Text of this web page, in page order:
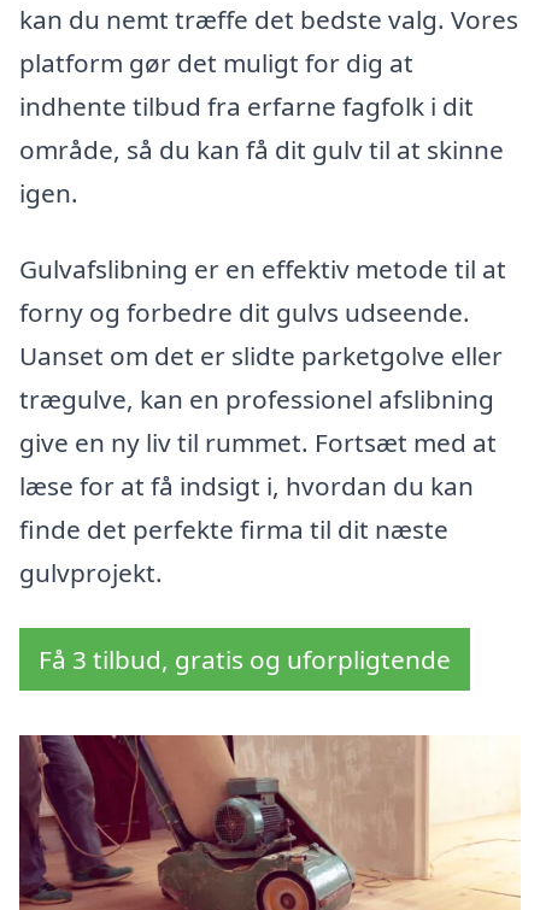
kan du nemt træffe det bedste valg. Vores
platform gør det muligt for dig at
indhente tilbud fra erfarne fagfolk i dit
område, så du kan få dit gulv til at skinne
igen.
Gulvafslibning er en effektiv metode til at
forny og forbedre dit gulvs udseende.
Uanset om det er slidte parketgolve eller
trægulve, kan en professionel afslibning
give en ny liv til rummet. Fortsæt med at
læse for at få indsigt i, hvordan du kan
finde det perfekte firma til dit næste
gulvprojekt.
Få 3 tilbud, gratis og uforpligtende